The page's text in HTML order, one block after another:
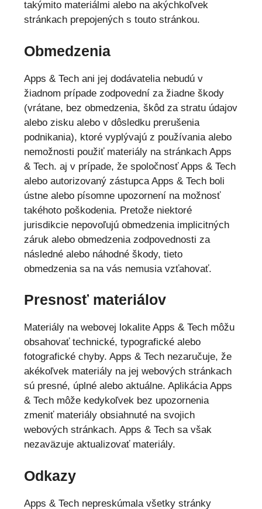
takýmito materiálmi alebo na akýchkoľvek
stránkach prepojených s touto stránkou.
Obmedzenia
Apps & Tech ani jej dodávatelia nebudú v
žiadnom prípade zodpovední za žiadne škody
(vrátane, bez obmedzenia, škôd za stratu údajov
alebo zisku alebo v dôsledku prerušenia
podnikania), ktoré vyplývajú z používania alebo
nemožnosti použiť materiály na stránkach Apps
& Tech. aj v prípade, že spoločnosť Apps & Tech
alebo autorizovaný zástupca Apps & Tech boli
ústne alebo písomne upozornení na možnosť
takéhoto poškodenia. Pretože niektoré
jurisdikcie nepovoľujú obmedzenia implicitných
záruk alebo obmedzenia zodpovednosti za
následné alebo náhodné škody, tieto
obmedzenia sa na vás nemusia vzťahovať.
Presnosť materiálov
Materiály na webovej lokalite Apps & Tech môžu
obsahovať technické, typografické alebo
fotografické chyby. Apps & Tech nezaručuje, že
akékoľvek materiály na jej webových stránkach
sú presné, úplné alebo aktuálne. Aplikácia Apps
& Tech môže kedykoľvek bez upozornenia
zmeniť materiály obsiahnuté na svojich
webových stránkach. Apps & Tech sa však
nezaväzuje aktualizovať materiály.
Odkazy
Apps & Tech nepreskúmala všetky stránky